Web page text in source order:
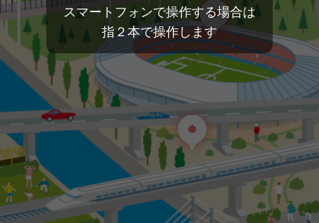
スマートフォンで操作する場合は
指２本で操作します